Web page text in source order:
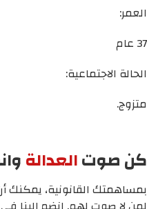
العمر:
37 عام
الحالة الاجتماعية:
متزوج.
كن صوتالعدالة
بمساهمتك القانونية، يمكنك